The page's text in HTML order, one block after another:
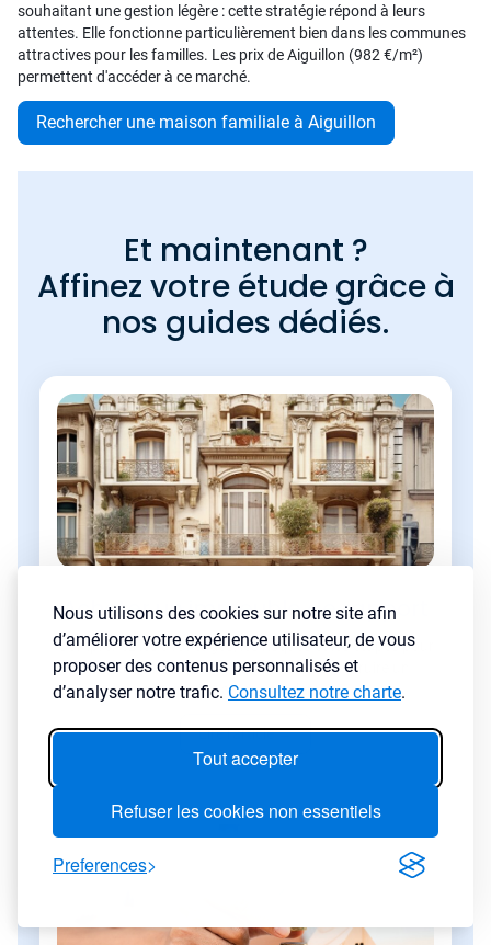
Nous utilisons des cookies sur notre site afin
d’améliorer votre expérience utilisateur, de vous
proposer des contenus personnalisés et
d’analyser notre trafic. Consultez notre charte.
Tout accepter
Refuser les cookies non essentiels
Preferences
souhaitant une gestion légère : cette stratégie répond à leurs
attentes. Elle fonctionne particulièrement bien dans les communes
attractives pour les familles. Les prix de Aiguillon (982 €/m²)
permettent d'accéder à ce marché.
Rechercher une maison familiale à Aiguillon
Et maintenant ?
Affinez votre étude grâce à
nos guides dédiés.
Acheter un immeuble de rapport
Comprenez les avantages, les risques et les étapes pour
investir dans un immeuble entier et construire un
patrimoine à haut rendement.
Lire l'article→